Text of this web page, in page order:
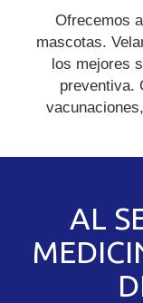
Ofrecemos
mascotas.
los mejores
preventiva.
AL